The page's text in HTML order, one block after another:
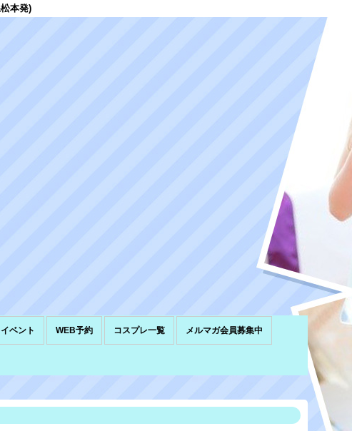
本発)
イベント WEB予約 コスプレ一覧 メルマガ会員募集中